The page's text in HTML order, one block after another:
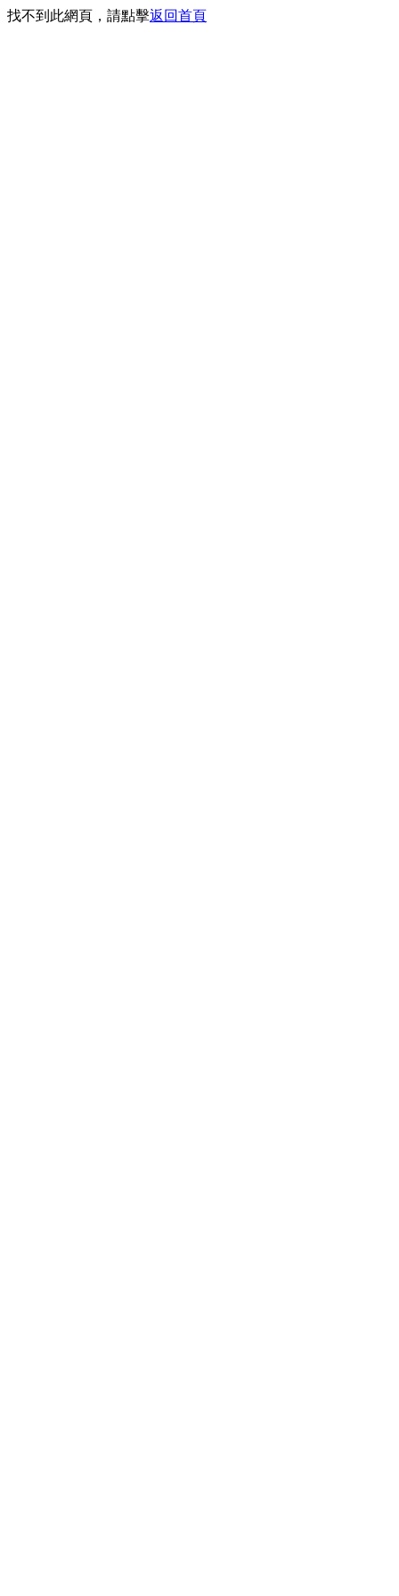
找不到此網頁，請點擊返回首頁